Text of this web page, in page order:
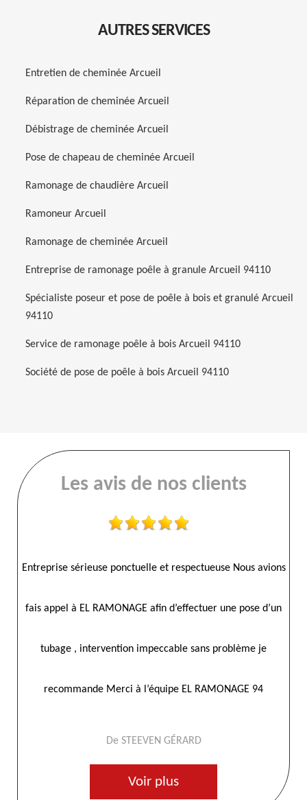
AUTRES SERVICES
Entretien de cheminée Arcueil
Réparation de cheminée Arcueil
Débistrage de cheminée Arcueil
Pose de chapeau de cheminée Arcueil
Ramonage de chaudière Arcueil
Ramoneur Arcueil
Ramonage de cheminée Arcueil
Entreprise de ramonage poêle à granule Arcueil 94110
Spécialiste poseur et pose de poêle à bois et granulé Arcueil
94110
Service de ramonage poêle à bois Arcueil 94110
Société de pose de poêle à bois Arcueil 94110
Les avis de nos clients
Entreprise sérieuse, toujours à l’heure ,ramonage fait par le
toit et très satisfait. Bon rapport qualité prix,merci l’équipe
EL ramonage 94.
Voir plus